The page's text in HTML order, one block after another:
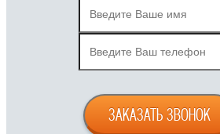
ЗАКАЗАТЬ ЗВОНОК